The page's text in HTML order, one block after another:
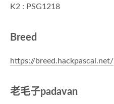
K2 : PSG1218
Breed
https://breed.hackpascal.net/
老毛子padavan